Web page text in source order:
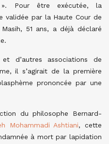
». Pour être exécutée, la
validée par la Haute Cour de
51 ans, a déjà déclaré
d’autres associations de
il s’agirait de la première
prononcée par une
du philosophe Bernard-
Mohammadi Ashtiani, cette
à mort par lapidation